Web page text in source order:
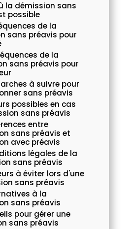
la démission sans
possible
de la
sans préavis pour
de la
sans préavis pour
à suivre pour
sans préavis
possibles en cas
sans préavis
entre
sans préavis et
avec préavis
légales de la
sans préavis
à éviter lors d'une
sans préavis
à la
sans préavis
pour gérer une
sans préavis